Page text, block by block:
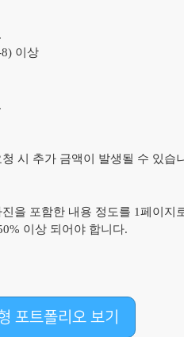
이상
시 추가 금액이 발생될 수 있습
을 포함한 내용 정도를 1페이지
이상 되어야 합니다.
포트폴리오 보기